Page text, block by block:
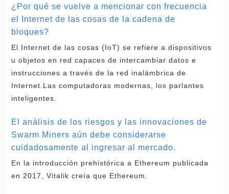
¿Por qué se vuelve a mencionar con frecuencia
el Internet de las cosas de la cadena de
bloques?
El Internet de las cosas (IoT) se refiere a dispositivos
u objetos en red capaces de intercambiar datos e
instrucciones a través de la red inalámbrica de
Internet.Las computadoras modernas, los parlantes
inteligentes.
El análisis de los riesgos y las innovaciones de
Swarm Miners aún debe considerarse
cuidadosamente al ingresar al mercado.
En la introducción prehistórica a Ethereum publicada
en 2017, Vitalik creía que Ethereum.